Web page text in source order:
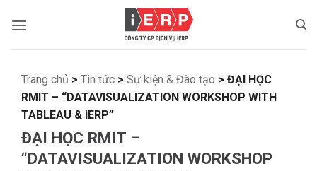
qua
Trang chủ > Tin tức > Sự kiện & Đào tạo > ĐẠI HỌC
RMIT – “DATAVISUALIZATION WORKSHOP WITH
TABLEAU & iERP”
ĐẠI HỌC RMIT –
“DATAVISUALIZATION WORKSHOP